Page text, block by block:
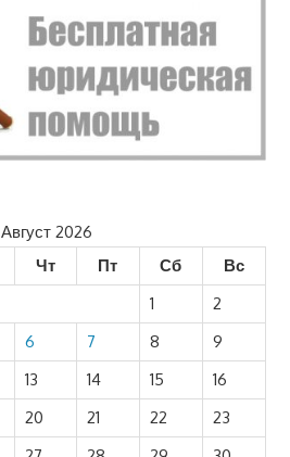
Август 2026
Чт Пт Сб
Вс
1
2
6 7 8
9
13 14 15
16
20 21 22
23